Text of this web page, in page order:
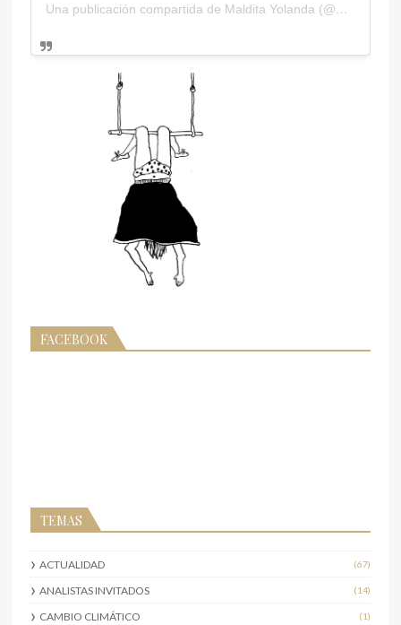
Una publicación compartida de Maldita Yolanda (@malditayolanda)
FACEBOOK
TEMAS
ACTUALIDAD (67)
ANALISTAS INVITADOS (14)
CAMBIO CLIMÁTICO (1)